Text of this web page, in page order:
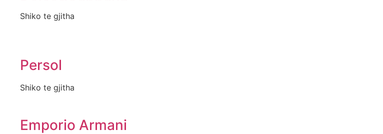
Shiko te gjitha
Persol
Shiko te gjitha
Emporio Armani